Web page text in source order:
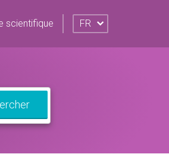
FR
scientifique